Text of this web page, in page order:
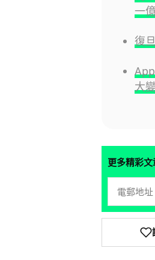
一
復
大
更多精彩